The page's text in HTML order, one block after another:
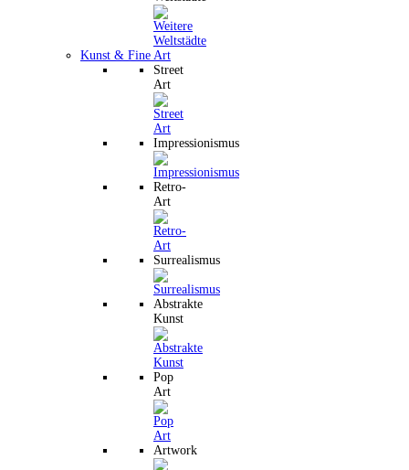
Kunst & Fine Art
Street
Art
Impressionismus
Retro-
Art
Surrealismus
Abstrakte
Kunst
Pop
Art
Artwork